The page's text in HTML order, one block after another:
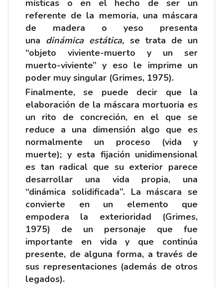
místicas o en el hecho de ser un
referente de la memoria, una máscara
de madera o yeso presenta
una dinámica estática, se trata de un
“objeto viviente-muerto y un ser
muerto-viviente” y eso le imprime un
poder muy singular (Grimes, 1975).
Finalmente, se puede decir que la
elaboración de la máscara mortuoria es
un rito de concreción, en el que se
reduce a una dimensión algo que es
normalmente un proceso (vida y
muerte); y esta fijación unidimensional
es tan radical que su exterior parece
desarrollar una vida propia, una
“dinámica solidificada”. La máscara se
convierte en un elemento que
empodera la exterioridad (Grimes,
1975) de un personaje que fue
importante en vida y que continúa
presente, de alguna forma, a través de
sus representaciones (además de otros
legados).